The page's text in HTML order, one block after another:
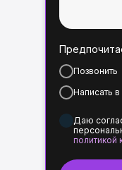
Позвонить
Написать
Даю
политикой